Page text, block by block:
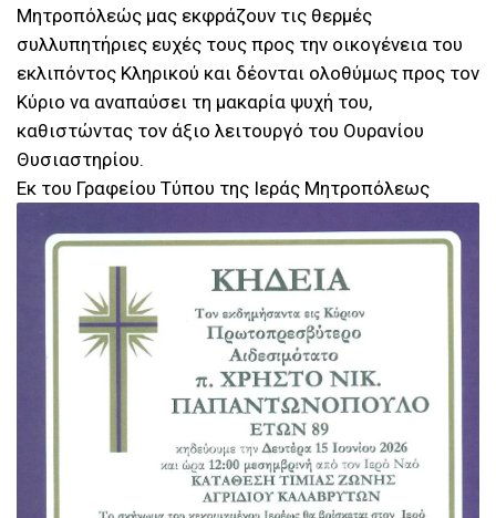
Μητροπόλεώς μας εκφράζουν τις θερμές
συλλυπητήριες ευχές τους προς την οικογένεια του
εκλιπόντος Κληρικού και δέονται ολοθύμως προς τον
Κύριο να αναπαύσει τη μακαρία ψυχή του,
καθιστώντας τον άξιο λειτουργό του Ουρανίου
Θυσιαστηρίου.
Εκ του Γραφείου Τύπου της Ιεράς Μητροπόλεως